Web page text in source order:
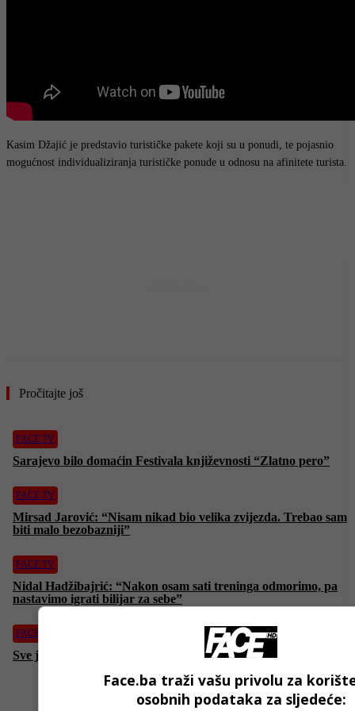
Kasim Džajić je predstavio turističke pakete koji su u ponudi, te pojasnio
mogućnost individualiziranja turističke ponude u odnosu na afinitete turista.
Pročitajte još
FACE TV
Sarajevo bilo domaćin Festivala književnosti “Zlatno pero”
FACE TV
Mirsad Jarović: “Nisam nikad bio velika zvijezda. Trebao sam
biti malo bezobazniji”
FACE TV
Nidal Hadžibajrić: “Nakon osam sati treninga odmorimo, pa
nastavimo igrati bilijar za sebe”
FACE TV
Sve je spremno za novo izdanje Kulin Ban festivala u Visokom
Face.ba traži vašu privolu za
osobnih podataka za sljedeće: